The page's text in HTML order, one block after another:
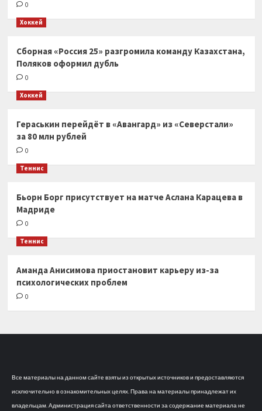
0
Хоккей
Сборная «Россия 25» разгромила команду Казахстана,
Поляков оформил дубль
0
Хоккей
Гераськин перейдёт в «Авангард» из «Северстали»
за 80 млн рублей
0
Теннис
Бьорн Борг присутствует на матче Аслана Карацева в
Мадриде
0
Теннис
Аманда Анисимова приостановит карьеру из-за
психологических проблем
0
Все материалы на данном сайте взяты из открытых источников и предоставляются
исключительно в ознакомительных целях. Права на материалы принадлежат их
владельцам. Администрация сайта ответственности за содержание материала не